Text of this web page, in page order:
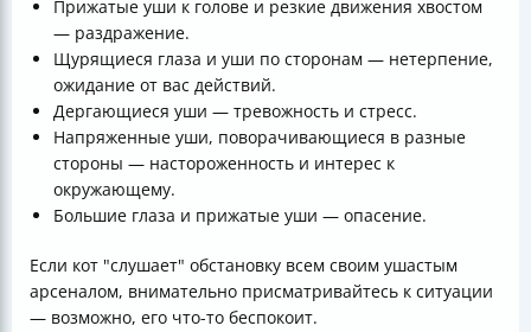
Прижатые уши к голове и резкие движения хвостом
— раздражение.
Щурящиеся глаза и уши по сторонам — нетерпение,
ожидание от вас действий.
Дергающиеся уши — тревожность и стресс.
Напряженные уши, поворачивающиеся в разные
стороны — настороженность и интерес к
окружающему.
Большие глаза и прижатые уши — опасение.
Если кот "слушает" обстановку всем своим ушастым
арсеналом, внимательно присматривайтесь к ситуации
— возможно, его что-то беспокоит.